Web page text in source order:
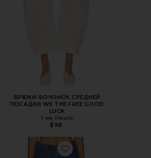
БРЮКИ-БОЧОНОК СРЕДНЕЙ
ПОСАДКИ WE THE FREE GOOD
LUCK
Free People
$98
Favorite ШОРТЫ SUNDRENCHED